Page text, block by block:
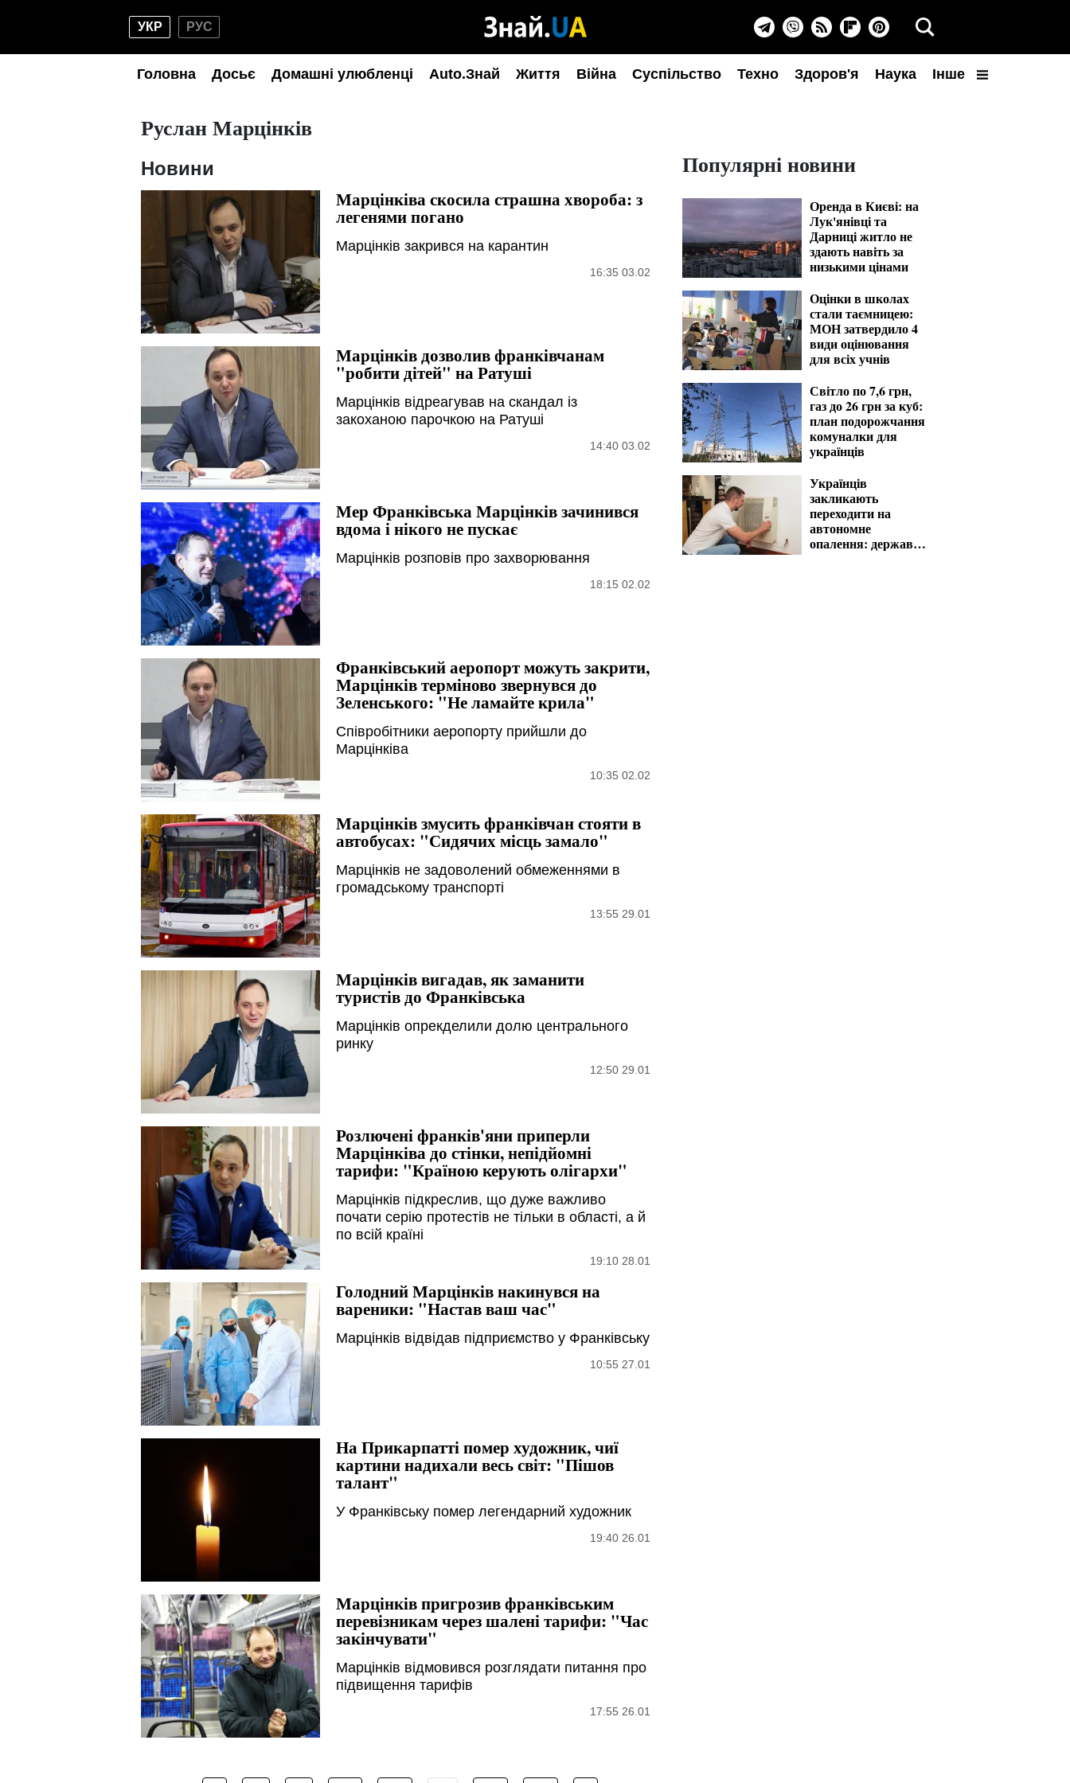
УКР РУС
Головна Досьє Домашні улюбленці Auto.Знай Життя Війна Суспільство Техно Здоров'я Наука Інше
Руслан Марцінків
Новини
Марцінківа скосила страшна хвороба: з
легенями погано
Марцінків закрився на карантин
16:35 03.02
Марцінків дозволив франківчанам
"робити дітей" на Ратуші
Марцінків відреагував на скандал із
закоханою парочкою на Ратуші
14:40 03.02
Мер Франківська Марцінків зачинився
вдома і нікого не пускає
Марцінків розповів про захворювання
18:15 02.02
Франківський аеропорт можуть закрити,
Марцінків терміново звернувся до
Зеленського: "Не ламайте крила"
Співробітники аеропорту прийшли до
Марцінківа
10:35 02.02
Марцінків змусить франківчан стояти в
автобусах: "Сидячих місць замало"
Марцінків не задоволений обмеженнями в
громадському транспорті
13:55 29.01
Марцінків вигадав, як заманити
туристів до Франківська
Марцінків опрекделили долю центрального
ринку
12:50 29.01
Розлючені франків'яни приперли
Марцінківа до стінки, непідйомні
тарифи: "Країною керують олігархи"
Марцінків підкреслив, що дуже важливо
почати серію протестів не тільки в області, а й
по всій країні
19:10 28.01
Голодний Марцінків накинувся на
вареники: "Настав ваш час"
Марцінків відвідав підприємство у Франківську
10:55 27.01
На Прикарпатті помер художник, чиї
картини надихали весь світ: "Пішов
талант"
У Франківську помер легендарний художник
19:40 26.01
Марцінків пригрозив франківським
перевізникам через шалені тарифи: "Час
закінчувати"
Марцінків відмовився розглядати питання про
підвищення тарифів
17:55 26.01
Популярні новини
Оренда в Києві: на
Лук'янівці та
Дарниці житло не
здають навіть за
низькими цінами
Оцінки в школах
стали таємницею:
МОН затвердило 4
види оцінювання
для всіх учнів
Світло по 7,6 грн,
газ до 26 грн за куб:
план подорожчання
комуналки для
українців
Українців
закликають
переходити на
автономне
опалення: держава